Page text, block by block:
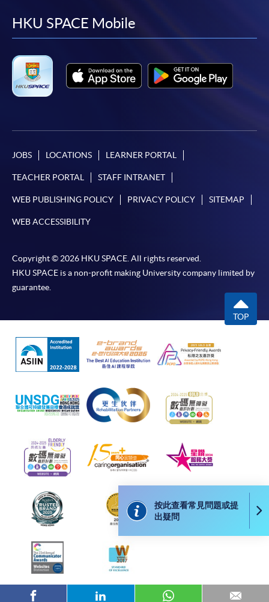
網上支付可通過「繳費靈」(PPS) (不適用於手機)、
VISA 或 Mastercard、「微信支付」(Online WeChat
Pay) 、「支付寶」(Online Alipay) 或 「轉數快」(FPS)
繳付學費。
報讀新課程
SF26報名表，親往
[下載報名表SF26]
申請學歷頒授及專業課程可能需要其他資料，報名
表可向報名中心或有關課程負責人索取。填妥申請
往報名中心或以郵遞方式遞交。
報讀同一學歷頒授課程內其他單元
​學院為學歷頒授課程特設「註冊及學費通知」，適
用於一般學歷頒授課程。
課程負責人會為學員送上「註冊及學費通知」
(「通知」)，請填妥有關「通知」，並親往報名中
心或以郵遞方式，遞交「通知」及繳交所需費用。
有關繳費詳情，請參閱付款方法
何疑問，請詳閱個別課程資料，或聯絡有關課程負責
人或報名中心。
課程/科目報名注意事項:
按此查看常見問題或提
出疑問
折
facebook
youtube
linkedin
HKU SPACE Mobile
JOBS LOCATIONS LEARNER PORTAL
TEACHER PORTAL STAFF INTRANET
WEB PUBLISHING POLICY PRIVACY POLICY SITEMAP
WEB ACCESSIBILITY
Copyright © 2026 HKU SPACE. All rights reserved.
HKU SPACE is a non-profit making University company limited by
guarantee.
TOP